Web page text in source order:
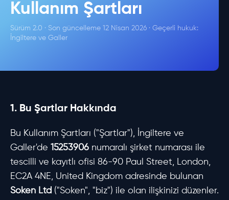
Kullanım Şartları
Sürüm 2.0 · Son güncelleme 12 Nisan 2026 · Geçerli hukuk:
İngiltere ve Galler
1. Bu Şartlar Hakkında
Bu Kullanım Şartları ("Şartlar"), İngiltere ve
Galler'de 15253906 numaralı şirket numarası ile
tescilli ve kayıtlı ofisi 86-90 Paul Street, London,
EC2A 4NE, United Kingdom adresinde bulunan
Soken Ltd ("Soken", "biz") ile olan ilişkinizi düzenler.